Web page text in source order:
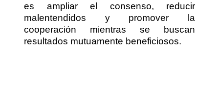
es ampliar el consenso, reducir
malentendidos y promover la
cooperación mientras se buscan
resultados mutuamente beneficiosos.